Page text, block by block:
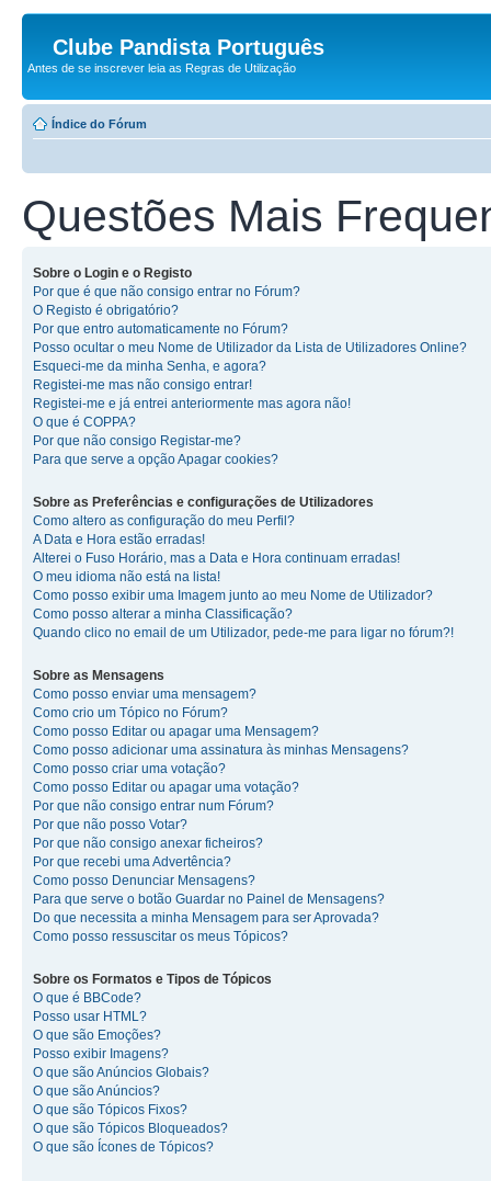
Clube Pandista Português
Antes de se inscrever leia as Regras de Utilização
Índice do Fórum
Questões Mais
Sobre o Login e o Registo
Por que é que não consigo entrar no Fórum?
O Registo é obrigatório?
Por que entro automaticamente no Fórum?
Posso ocultar o meu Nome de Utilizador da Lista de Utilizadores Online?
Esqueci-me da minha Senha, e agora?
Registei-me mas não consigo entrar!
Registei-me e já entrei anteriormente mas agora não!
O que é COPPA?
Por que não consigo Registar-me?
Para que serve a opção Apagar cookies?
Sobre as Preferências e configurações de Utilizadores
Como altero as configuração do meu Perfil?
A Data e Hora estão erradas!
Alterei o Fuso Horário, mas a Data e Hora continuam erradas!
O meu idioma não está na lista!
Como posso exibir uma Imagem junto ao meu Nome de Utilizador?
Como posso alterar a minha Classificação?
Quando clico no email de um Utilizador, pede-me para ligar no fórum?!
Sobre as Mensagens
Como posso enviar uma mensagem?
Como crio um Tópico no Fórum?
Como posso Editar ou apagar uma Mensagem?
Como posso adicionar uma assinatura às minhas Mensagens?
Como posso criar uma votação?
Como posso Editar ou apagar uma votação?
Por que não consigo entrar num Fórum?
Por que não posso Votar?
Por que não consigo anexar ficheiros?
Por que recebi uma Advertência?
Como posso Denunciar Mensagens?
Para que serve o botão Guardar no Painel de Mensagens?
Do que necessita a minha Mensagem para ser Aprovada?
Como posso ressuscitar os meus Tópicos?
Sobre os Formatos e Tipos de Tópicos
O que é BBCode?
Posso usar HTML?
O que são Emoções?
Posso exibir Imagens?
O que são Anúncios Globais?
O que são Anúncios?
O que são Tópicos Fixos?
O que são Tópicos Bloqueados?
O que são Ícones de Tópicos?